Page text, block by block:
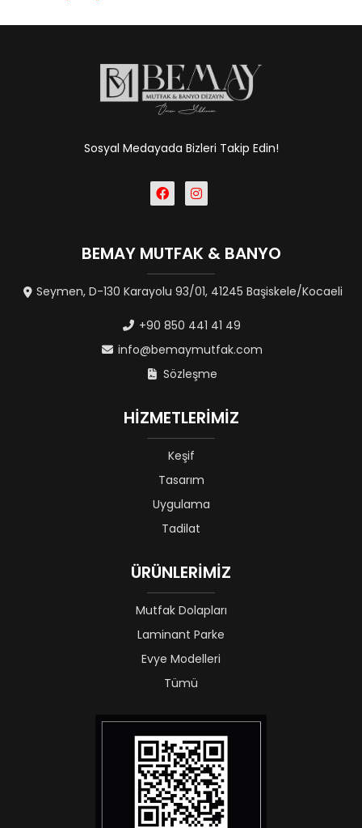
Sosyal Medayada Bizleri Takip Edin!
BEMAY MUTFAK & BANYO
Seymen, D-130 Karayolu 93/01, 41245 Başiskele/Kocaeli
+90 850 441 41 49
info@bemaymutfak.com
Sözleşme
HİZMETLERİMİZ
Keşif
Tasarım
Uygulama
Tadilat
ÜRÜNLERİMİZ
Mutfak Dolapları
Laminant Parke
Evye Modelleri
Tümü